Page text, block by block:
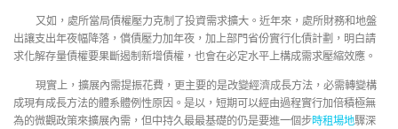
又如，處所當局債權壓力克制了投資需求擴大。近年來，處所財務和地盤
出讓支出年夜幅降落，償債壓力加年夜，加上部門省份實行化債計劃，明白請
求化解存量債權要果斷遏制新增債權，也會在必定水平上構成需求壓縮效應。
現實上，擴展內需提振花費，更主要的是改變經濟成長方法，必需轉變構
成現有成長方法的體系體例性原因。是以，短期可以經由過程實行加倍積極無
為的微觀政策來擴展內需，但中持久最最基礎的仍是要進一個步時租場地驟深